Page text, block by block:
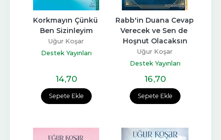
Sepete Ekle
Korkmayın Çünkü
Ben Sizinleyim
Uğur Koşar
Destek Yayınları
14,70
Sepete Ekle
Rabb'in Duana Cevap
Verecek ve Sen de
Hoşnut Olacaksın
Uğur Koşar
Destek Yayınları
16,70